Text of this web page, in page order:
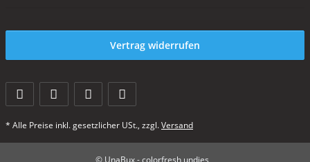
Vertrag widerrufen
* Alle Preise inkl. gesetzlicher USt., zzgl.Versand
© UnaBux - colorfresh undies